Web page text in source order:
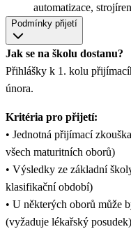
automatizace,
Podmínky přijetí
Jak se na školu dostanu?
Přihlášky k 1. kolu
února.
Kritéria pro přijetí:
• Jednotná přijímací
všech maturitních oborů)
• Výsledky ze základní
klasifikační období)
• U některých oborů může
(vyžaduje lékařský posudek)